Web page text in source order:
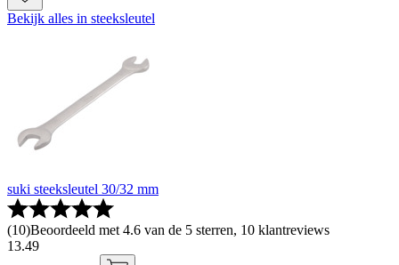
Bekijk alles in steeksleutel
suki steeksleutel 30/32 mm
(10)Beoordeeld met 4.6 van de 5 sterren, 10 klantreviews
13.49